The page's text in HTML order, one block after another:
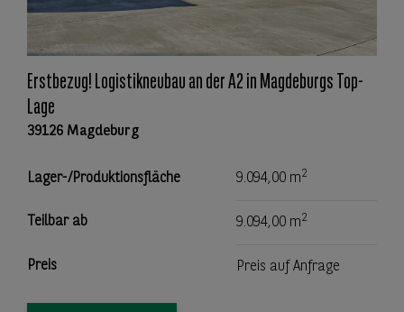
Erstbezug! Logistikneubau an der A2 in Magdeburgs Top-
Lage
39126 Magdeburg
Lager-/Produktionsfläche 9.094,00 m2
Teilbar ab 9.094,00 m2
Preis Preis auf Anfrage